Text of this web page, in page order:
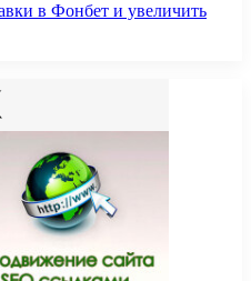
в Фонбет и увеличить